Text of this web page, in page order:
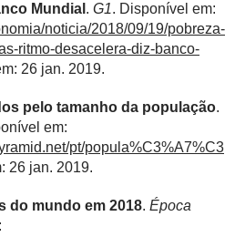
Mundial . G1. Disponível em:
noticia/2018/09/19/pobreza-
ritmo-desacelera-diz-banco-
26 jan. 2019.
pelo tamanho da população.
em:
pt/popula%C3%A7%C3
26 jan. 2019.
do mundo em 2018. Época